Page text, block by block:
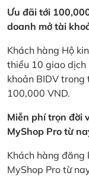
Ưu đãi tới
doanh mở tài
Khách hàng Hộ
thiểu 10 giao
khoản BIDV
100,000 VND.
Miễn phí trọn đời
MyShop Pro từ
Khách hàng đăng
MyShop Pro từ